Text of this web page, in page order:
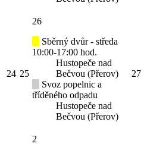
24 25
26
Sběrný dvůr - středa
10:00-17:00 hod.
Hustopeče nad
Bečvou (Přerov)
Svoz popelnic a
tříděného odpadu
Hustopeče nad
Bečvou (Přerov)
27
2